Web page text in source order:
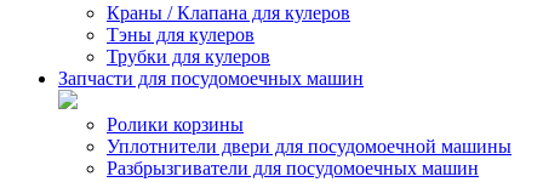
Краны / Клапана для кулеров
Тэны для кулеров
Трубки для кулеров
Запчасти для посудомоечных машин
Ролики корзины
Уплотнители двери для посудомоечной машины
Разбрызгиватели для посудомоечных машин